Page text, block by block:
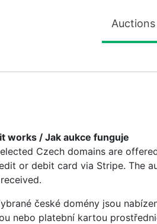
Auctions
works / Jak aukce funguje
Czech domains are
or debit card via Stripe. The
české domény jsou
nebo platební kartou